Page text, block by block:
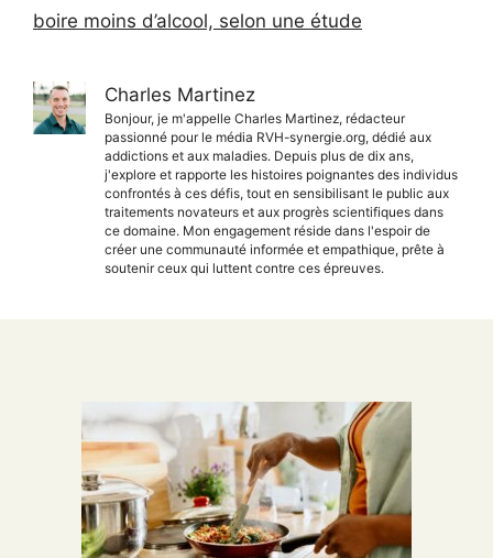
boire moins d’alcool, selon une étude
Charles Martinez
Bonjour, je m'appelle Charles Martinez, rédacteur
passionné pour le média RVH-synergie.org, dédié aux
addictions et aux maladies. Depuis plus de dix ans,
j'explore et rapporte les histoires poignantes des individus
confrontés à ces défis, tout en sensibilisant le public aux
traitements novateurs et aux progrès scientifiques dans
ce domaine. Mon engagement réside dans l'espoir de
créer une communauté informée et empathique, prête à
soutenir ceux qui luttent contre ces épreuves.